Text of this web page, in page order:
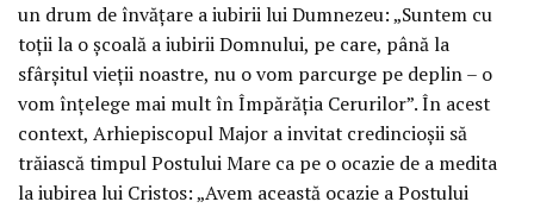
un drum de învățare a iubirii lui Dumnezeu: „Suntem cu
toții la o școală a iubirii Domnului, pe care, până la
sfârșitul vieții noastre, nu o vom parcurge pe deplin – o
vom înțelege mai mult în Împărăția Cerurilor”. În acest
context, Arhiepiscopul Major a invitat credincioșii să
trăiască timpul Postului Mare ca pe o ocazie de a medita
la iubirea lui Cristos: „Avem această ocazie a Postului